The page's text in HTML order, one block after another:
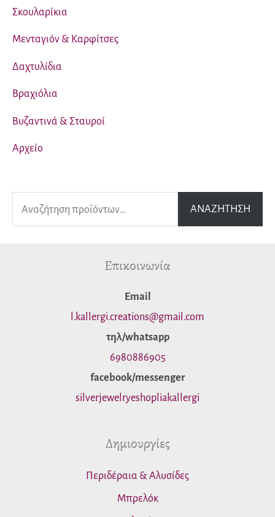
Σκουλαρίκια
Μενταγιόν & Καρφίτσες
Δαχτυλίδια
Βραχιόλια
Βυζαντινά & Σταυροί
Αρχείο
ν
ΑΝΑΖΉΤΗΣΗ
Επικοινωνία
Εmail
l.kallergi.creations@gmail.com
τηλ/whatsapp
6980886905
facebook/messenger
silverjewelryeshopliakallergi
Δημιουργίες
Περιδέραια & Αλυσίδες
Μπρελόκ